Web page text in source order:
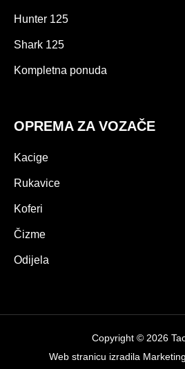
Hunter 125
Shark 125
Kompletna ponuda
OPREMA ZA VOZAČE
Kacige
Rukavice
Koferi
Čizme
Odijela
Copyright © 2026
Web stranicu izradila